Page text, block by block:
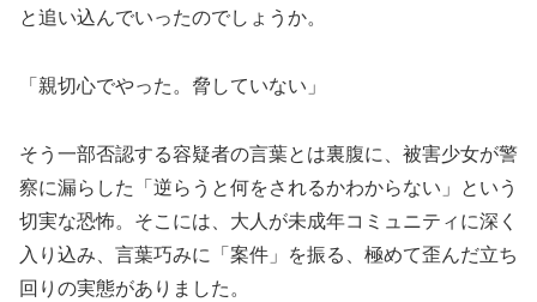
と追い込んでいったのでしょうか。
「親切心でやった。脅していない」
そう一部否認する容疑者の言葉とは裏腹に、被害少女が警
察に漏らした「逆らうと何をされるかわからない」という
切実な恐怖。そこには、大人が未成年コミュニティに深く
入り込み、言葉巧みに「案件」を振る、極めて歪んだ立ち
回りの実態がありました。